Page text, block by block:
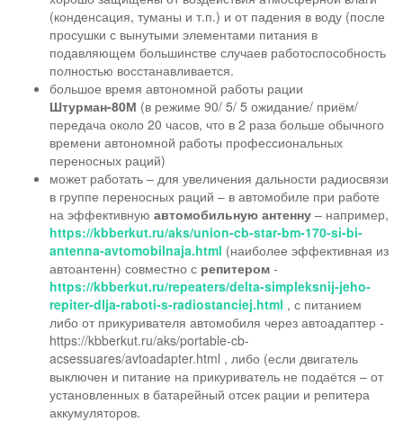
(конденсация, туманы и т.п.) и от падения в воду (после
просушки с вынутыми элементами питания в
подавляющем большинстве случаев работоспособность
полностью восстанавливается.
большое время автономной работы рации
Штурман-80М (в режиме 90/ 5/ 5 ожидание/ приём/
передача около 20 часов, что в 2 раза больше обычного
времени автономной работы профессиональных
переносных раций)
может работать – для увеличения дальности радиосвязи
в группе переносных раций – в автомобиле при работе
на эффективную автомобильную антенну – например,
https://kbberkut.ru/aks/union-cb-star-bm-170-si-bi-
antenna-avtomobilnaja.html (наиболее эффективная из
автоантенн) совместно с репитером -
https://kbberkut.ru/repeaters/delta-simpleksnij-jeho-
repiter-dlja-raboti-s-radiostanciej.html , с питанием
либо от прикуривателя автомобиля через автоадаптер -
https://kbberkut.ru/aks/portable-cb-
acsessuares/avtoadapter.html , либо (если двигатель
выключен и питание на прикуриватель не подаётся – от
установленных в батарейный отсек рации и репитера
аккумуляторов.